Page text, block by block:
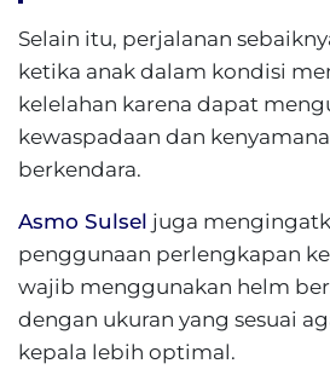
Selain itu, perjalanan
ketika anak dalam kondisi
kelelahan karena dapat
kewaspadaan dan
berkendara.
Asmo Sulsel juga
penggunaan perlengkapan
wajib menggunakan helm
dengan ukuran yang sesuai
kepala lebih optimal.